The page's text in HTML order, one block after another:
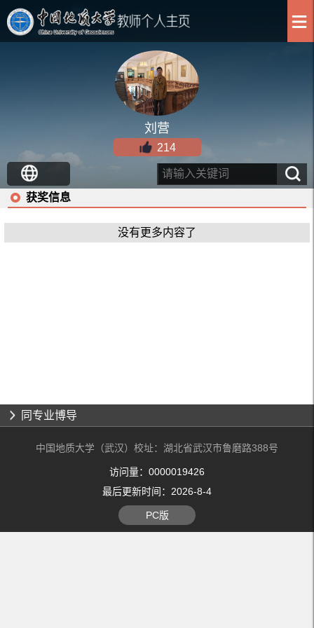
刘营
214
获奖信息
没有更多内容了
同专业博导
中国地质大学（武汉）校址：湖北省武汉市鲁磨路388号
访问量： 0000019426
最后更新时间： 2026-8-4
PC版